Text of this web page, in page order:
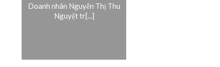
Doanh nhân Nguyễn Thị Thu
Nguyệt tr[...]